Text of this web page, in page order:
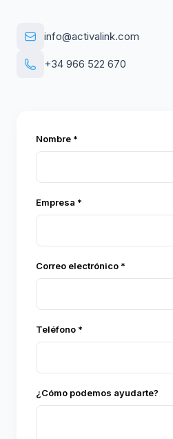
info@activalink.com
+34 966 522 670
Nombre *
Empresa *
Correo electrónico *
Teléfono *
¿Cómo podemos ayudarte?